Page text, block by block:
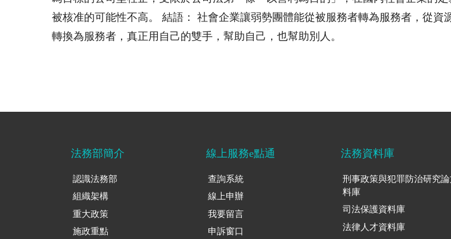
被核准的可能性不高。 結語： 社會企業讓弱勢團體能從被服務者轉為服務者，從
轉換為服務者，真正用自己的雙手，幫助自己，也幫助別人。
法務部簡介
認識法務部
組織架構
重大政策
施政重點
線上服務e點通
查詢系統
線上申辦
我要留言
申訴窗口
法務資料庫
刑事政策與犯罪防治研究
料庫
司法保護資料庫
法律人才資料庫